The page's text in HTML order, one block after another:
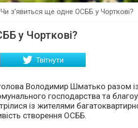
Чи з’явиться ще одне ОСББ у Чорткові?
у Чорткові?
Твітнути
Володимир Шматько разом
господарства та
із жителями
створення ОСББ.